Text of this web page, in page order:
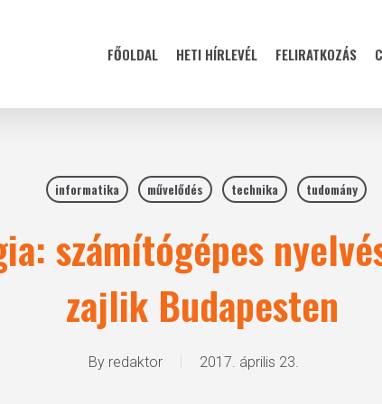
FŐOLDAL HETI HÍRLEVÉL FELIRATKOZÁS
informatika művelődés technika tudomány
számítógépes
zajlik Budapesten
By redaktor 2017. április 23.